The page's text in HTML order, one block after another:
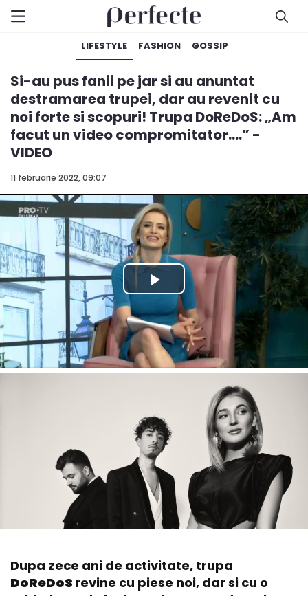
LIFESTYLE FASHION GOSSIP
11 februarie 2022, 09:07
Si-au pus fanii pe jar si au anuntat
destramarea trupei, dar au revenit cu
noi forte si scopuri! Trupa DoReDoS: „Am
facut un video compromitator....” -
VIDEO
Dupa zece ani de activitate, trupa
DoReDoS revine cu piese noi, dar si cu o